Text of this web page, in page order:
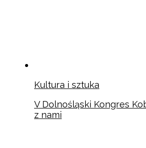
Kultura i sztuka
V Dolnośląski Kongres
z nami